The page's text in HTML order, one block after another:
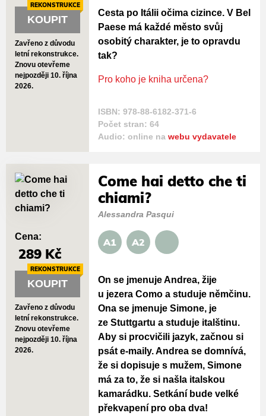
Cesta po Itálii očima cizince. V Bel
Paese má každé město svůj
osobitý charakter, je to opravdu
tak?
Pro koho je kniha určena?
ISBN: 978-88-6182-371-6
Počet stran: 64
Audio: online na webu vydavatele
KOUPIT
REKONSTRUKCE
Zavřeno z důvodu
letní rekonstrukce.
Znovu otevřeme
nejpozději 10. října
2026.
Come hai detto che ti
chiami?
Alessandra Pasqui
A1 A2
On se jmenuje Andrea, žije
u jezera Como a studuje němčinu.
Ona se jmenuje Simone, je
ze Stuttgartu a studuje italštinu.
Aby si procvičili jazyk, začnou si
psát e-maily. Andrea se domnívá,
že si dopisuje s mužem, Simone
má za to, že si našla italskou
kamarádku. Setkání bude velké
překvapení pro oba dva!
Cena:
289 Kč
KOUPIT
REKONSTRUKCE
Zavřeno z důvodu
letní rekonstrukce.
Znovu otevřeme
nejpozději 10. října
2026.